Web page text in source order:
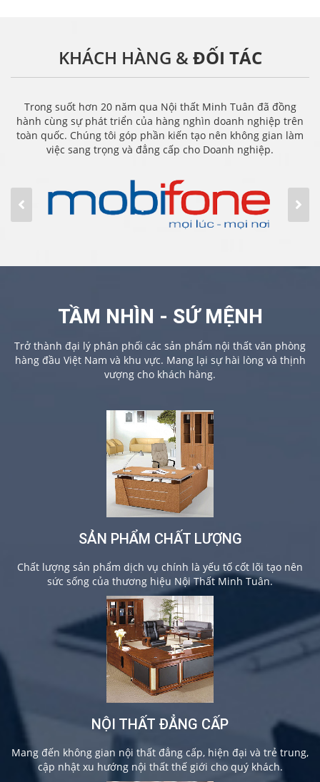
KHÁCH HÀNG &ĐỐI TÁC
Trong suốt hơn 20 năm qua Nội thất Minh Tuân đã đồng
hành cùng sự phát triển của hàng nghìn doanh nghiệp trên
toàn quốc. Chúng tôi góp phần kiến tạo nên không gian làm
việc sang trọng và đẳng cấp cho Doanh nghiệp.
TẦM NHÌN - SỨ MỆNH
Trở thành đại lý phân phối các sản phẩm nội thất văn phòng
hàng đầu Việt Nam và khu vực. Mang lại sự hài lòng và thịnh
vượng cho khách hàng.
SẢN PHẨM CHẤT LƯỢNG
Chất lượng sản phẩm dịch vụ chính là yếu tố cốt lõi tạo nên
sức sống của thương hiệu Nội Thất Minh Tuân.
NỘI THẤT ĐẲNG CẤP
Mang đến không gian nội thất đẳng cấp, hiện đại và trẻ trung,
cập nhật xu hướng nội thất thế giới cho quý khách.